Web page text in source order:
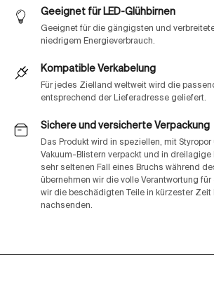
Geeignet für LED-Glühbirnen
Geeignet für die gängigsten und
niedrigem Energieverbrauch.
Kompatible Verkabelung
Für jedes Zielland weltweit wird die
entsprechend der Lieferadresse geliefert.
Sichere und versicherte Verpackung
Das Produkt wird in speziellen, mit Styropor
Vakuum-Blistern verpackt und in dreilagige
sehr seltenen Fall eines Bruchs während
übernehmen wir die volle Verantwortung
wir die beschädigten Teile in kürzester Zeit
nachsenden.